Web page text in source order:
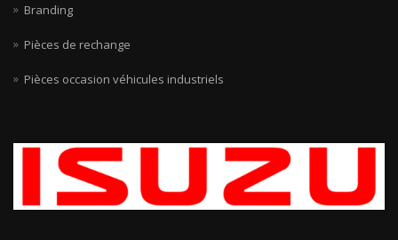
Branding
Pièces de rechange
Pièces occasion véhicules industriels